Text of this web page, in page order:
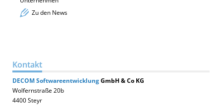
Zu den News
Kontakt
DECOMSoftwareentwicklungGmbH & Co KG
Wolfernstraße 20b
4400 Steyr